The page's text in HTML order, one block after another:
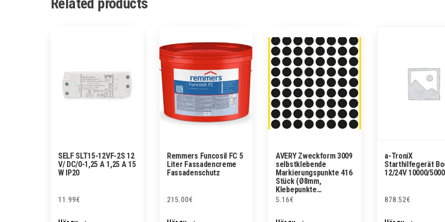
SELF SLT15-12VF-2S 12
V/ DC/0-1,25 A 1,25 A 15
W IP20
11.99€
Remmers Funcosil FC 5
Liter Fassadencreme
Fassadenschutz
215.00€
AVERY Zweckform 3009
selbstklebende
Markierungspunkte 416
Stück (Ø8mm,
Klebepunkte…
5.16€
a-TroniX
Starthilfegerät
12/24V 10000/
878.52€